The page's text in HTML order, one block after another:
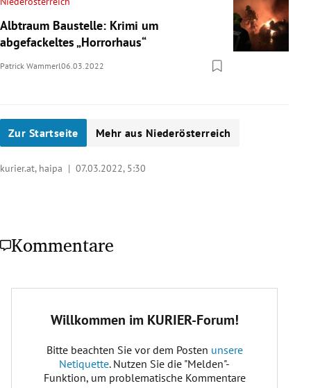
Albtraum Baustelle: Krimi um
abgefackeltes „Horrorhaus“
Patrick Wammerl06.03.2022
Zur Startseite Mehr aus Niederösterreich
kurier.at, haipa | 07.03.2022, 5:30
Kommentare